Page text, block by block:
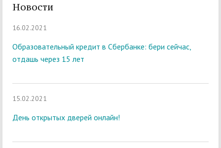
Новости
16.02.2021
Образовательный кредит в Сбербанке: бери сейчас,
отдашь через 15 лет
15.02.2021
День открытых дверей онлайн!